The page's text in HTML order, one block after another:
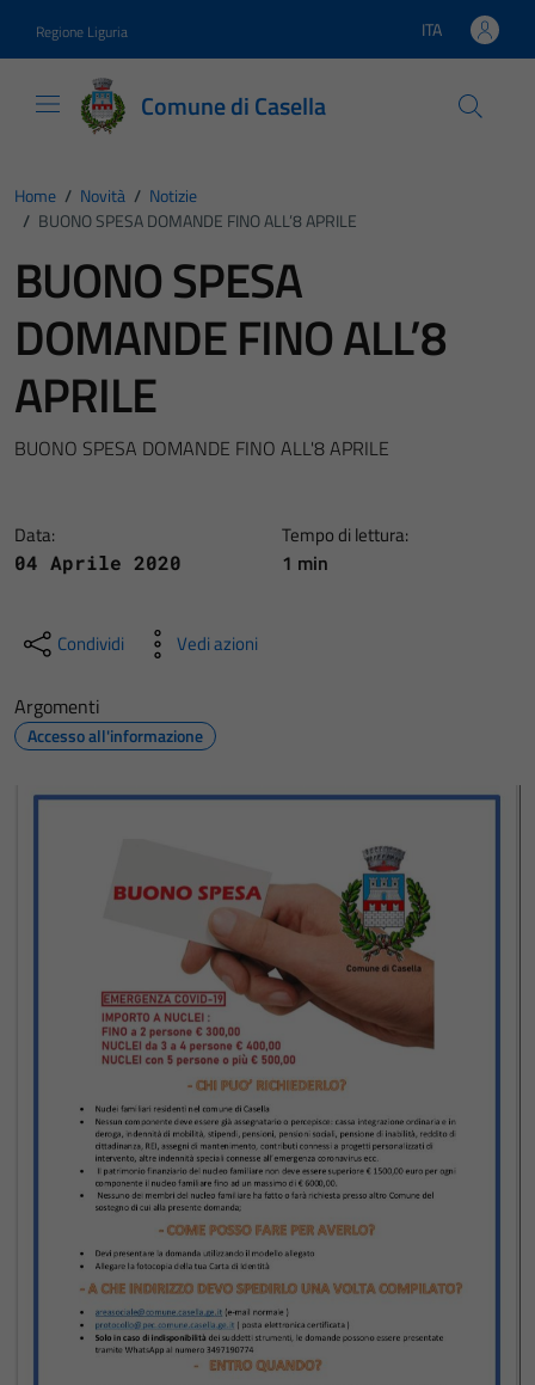
Regione Liguria Lingua attiva:
ITA
Comune di Casella
Home / Novità / Notizie
/ BUONO SPESA DOMANDE FINO ALL’8 APRILE
BUONO SPESA
DOMANDE FINO ALL’8
APRILE
BUONO SPESA DOMANDE FINO ALL'8 APRILE
Data:
04 Aprile 2020
Tempo di lettura:
1 min
Condividi Vedi azioni
Argomenti
Accesso all'informazione